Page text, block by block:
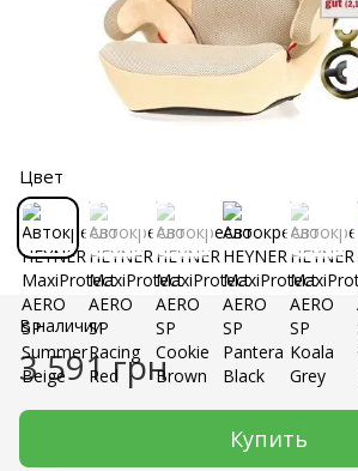
Цвет
В наличии
3 591 грн
Купить